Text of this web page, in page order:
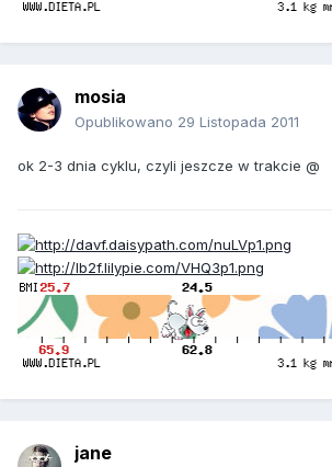
mosia
Opublikowano 29 Listopada 2011
ok 2-3 dnia cyklu, czyli jeszcze w trakcie @
jane